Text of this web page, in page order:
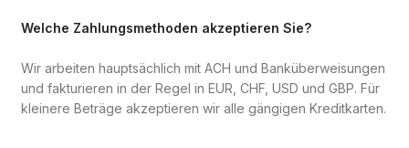
Welche Zahlungsmethoden akzeptieren Sie?
Wir arbeiten hauptsächlich mit ACH und Banküberweisungen
und fakturieren in der Regel in EUR, CHF, USD und GBP. Für
kleinere Beträge akzeptieren wir alle gängigen Kreditkarten.